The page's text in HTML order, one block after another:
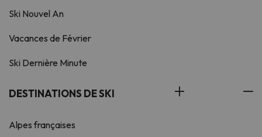
Ski Nouvel An
Vacances de Février
Ski Dernière Minute
DESTINATIONS DE SKI
Alpes françaises